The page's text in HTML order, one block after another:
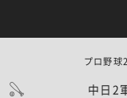
中日2
プロ野